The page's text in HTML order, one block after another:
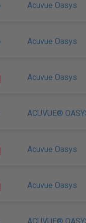
Acuvue Oasys
Acuvue Oasys
Acuvue Oasys
ACUVUE®
Acuvue Oasys
Acuvue Oasys